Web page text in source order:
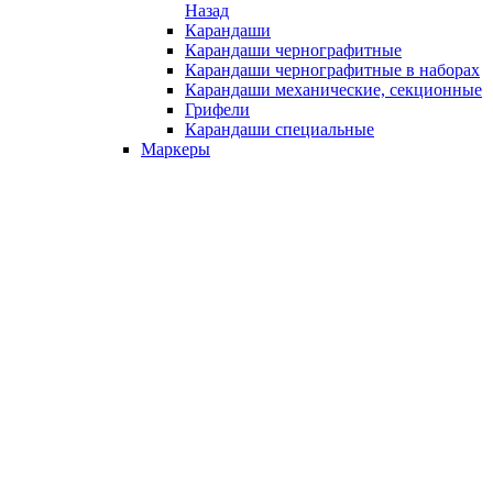
Назад
Карандаши
Карандаши чернографитные
Карандаши чернографитные в наборах
Карандаши механические, секционные
Грифели
Карандаши специальные
Маркеры